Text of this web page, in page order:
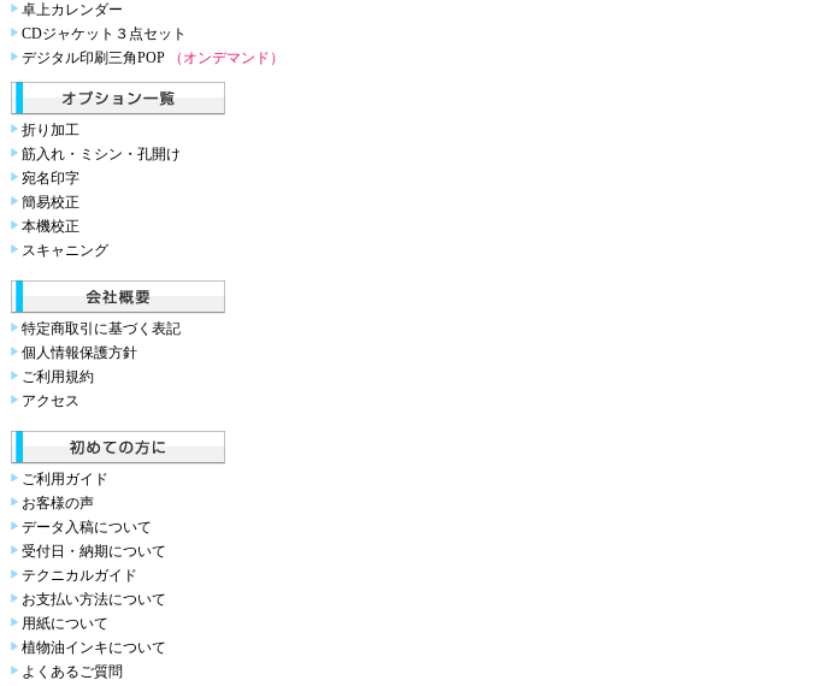
卓上カレンダー
CDジャケット３点セット
デジタル印刷三角POP
（オンデマンド）
折り加工
筋入れ・ミシン・孔開け
宛名印字
簡易校正
本機校正
スキャニング
特定商取引に基づく表記
個人情報保護方針
ご利用規約
アクセス
ご利用ガイド
お客様の声
データ入稿について
受付日・納期について
テクニカルガイド
お支払い方法について
用紙について
植物油インキについて
よくあるご質問